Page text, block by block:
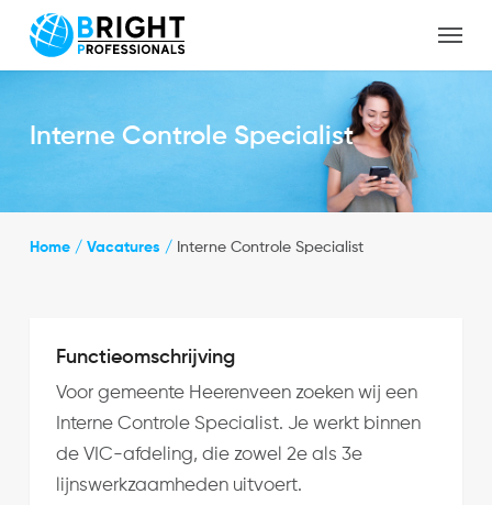
main
Menu
Interne Controle Specialist
Home / Vacatures / Interne Controle Specialist
Functieomschrijving
Voor gemeente Heerenveen zoeken wij een
Interne Controle Specialist. Je werkt binnen
de VIC-afdeling, die zowel 2e als 3e
lijnswerkzaamheden uitvoert.
Close